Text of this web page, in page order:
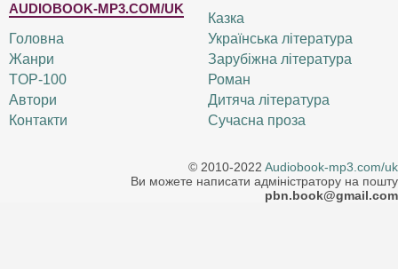
AUDIOBOOK-MP3.COM/UK
Головна
Жанри
TOP-100
Автори
Контакти
Казка
Українська література
Зарубіжна література
Роман
Дитяча література
Сучасна проза
© 2010-2022 Audiobook-mp3.com/uk
Ви можете написати адміністратору на пошту
pbn.book@gmail.com